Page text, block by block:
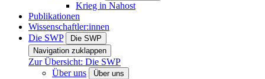
Krieg in Nahost
Publikationen
Wissenschaftler:innen
Die SWP
Die SWP
Navigation zuklappen
Zur Übersicht: Die SWP
Über uns
Über uns